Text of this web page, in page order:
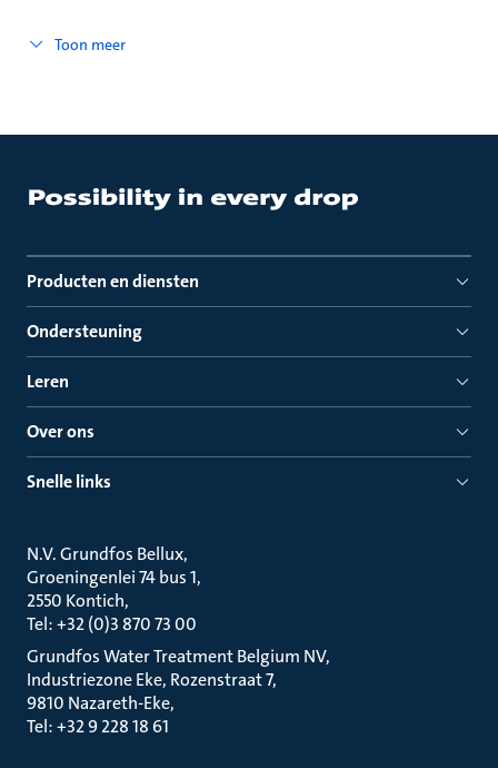
Toon meer
Producten en diensten
Ondersteuning
Leren
Over ons
Snelle links
N.V. Grundfos Bellux
Groeningenlei 74 bus 1
2550 Kontich
Tel: +32 (0)3 870 73 00
Grundfos Water Treatment Belgium NV
Industriezone Eke, Rozenstraat 7
9810 Nazareth-Eke
Tel: +32 9 228 18 61